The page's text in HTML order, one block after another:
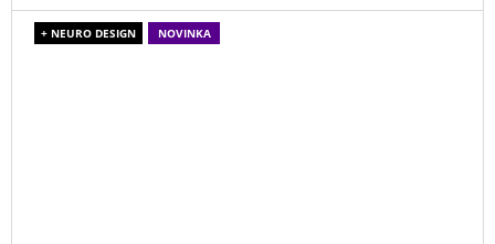
+ NEURO DESIGN NOVINKA